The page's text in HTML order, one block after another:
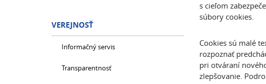
s cieľom
súbory cookies.
Cookies sú malé
rozpoznať
pri otváraní
zlepšovanie.
VEREJNOSŤ
Informačný servis
Transparentnosť